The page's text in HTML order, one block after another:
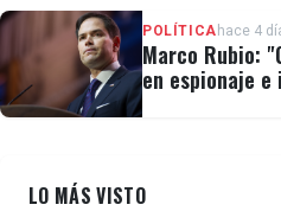
presidenciales,
del CNE aún NO ha
validación para que los
— Voluntad Popular
POLÍTICA hace 4
Marco Rubio:
en espionaje
LO MÁS VISTO